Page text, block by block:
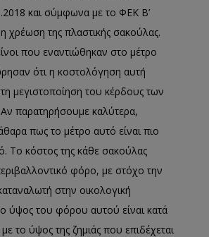
και σύμφωνα με το ΦΕΚ Β’
χρέωση της πλαστικής σακούλας.
που εναντιώθηκαν στο μέτρο
ότι η κοστολόγηση αυτή
μεγιστοποίηση του κέρδους των
Αν παρατηρήσουμε καλύτερα,
πως το μέτρο αυτό είναι πιο
Το κόστος της κάθε σακούλας
φόρο, με στόχο την
στην οικολογική
ύψος του φόρου αυτού είναι κατά
το ύψος της ζημιάς που επιδέχεται